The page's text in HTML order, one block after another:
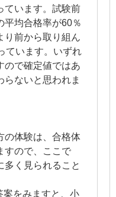
ています。試験前
平均合格率が60％
り前から取り組ん
ています。いずれ
ので確定値ではあ
らないと思われま
体験は、合格体
すので、ここで
多く見られること
をみますと、小